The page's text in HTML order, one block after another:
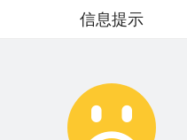
信息提示
